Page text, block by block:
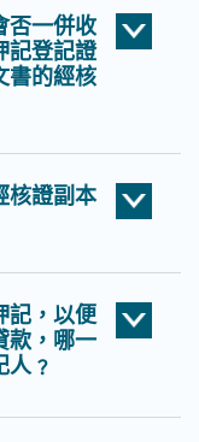
否一併收
記登記證
書的經核
核證副本
記，以便
款，哪一
﹖